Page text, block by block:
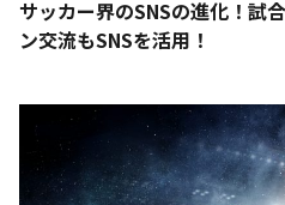
サッカー界のSNSの進化！試
ン交流もSNSを活用！